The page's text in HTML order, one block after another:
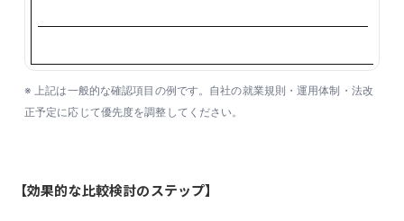
※ 上記は一般的な確認項目の例です。自社の就業規則・運用体制・法改
正予定に応じて優先度を調整してください。
【効果的な比較検討のステップ】